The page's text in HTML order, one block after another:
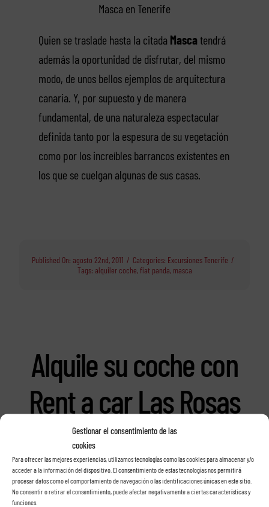
Gestionar el consentimiento de las
cookies
Para ofrecer las mejores experiencias, utilizamos tecnologías como las cookies para almacenar y/o
acceder a la información del dispositivo. El consentimiento de estas tecnologías nos permitirá
procesar datos como el comportamiento de navegación o las identificaciones únicas en este sitio.
No consentir o retirar el consentimiento, puede afectar negativamente a ciertas características y
funciones.
Masca en Tenerife
Quien se traslade hasta la citada Masca tendrá
además la oportunidad de disfrutar, del mismo
modo, de unos bellos ejemplos de arquitectura
canaria. Y, por supuesto y de manera
fundamental, de una naturaleza espectacular
definida tanto por la espesura de su vegetación
como por los increíbles barrancos existentes en
los que se cuelgan algunas de sus casas.
Published On: agosto 22nd, 2011 / Categories: Excursiones Tenerife /
Tags: alquiler coche,fiat panda, masca
Alquile su coche con
Rent a car Las Rosas
en Tenerife